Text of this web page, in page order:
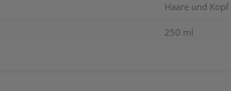
Haare und Kopf
250 ml